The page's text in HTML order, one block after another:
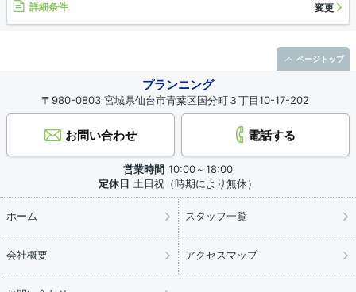
詳細条件 変更
プランニング
〒980-0803 宮城県仙台市青葉区国分町３丁目10-17-202
お問い合わせ 電話する
営業時間 10:00～18:00
定休日 土日祝（時期により無休）
ホーム スタッフ一覧
会社概要 アクセスマップ
ページトップ